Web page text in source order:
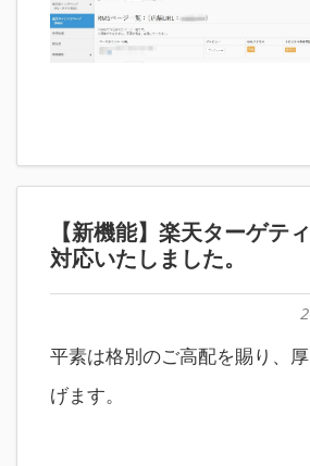
【新機能】楽天ターゲテ
対応いたしました。
平素は格別のご高配を賜り、
げます。